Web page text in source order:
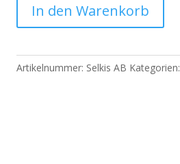
MengeIn den Warenkorb
Artikelnummer: Selkis AB Kategorien: